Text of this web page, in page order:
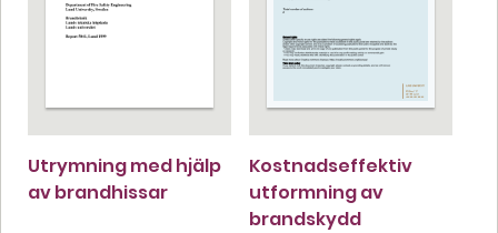
Utrymning med hjälp
av brandhissar
Kostnadseffektiv
utformning av
brandskydd